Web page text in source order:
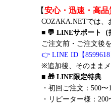
【安心・迅速・高
COZAKA.NETでは、
■ 💬 LINEサポート（
ご注文前・ご注文後
👉 LINE ID【8599618
※追加後、そのまま
■ 🎁 LINE限定特典
・初回ご注文：500〜
・リピーター様：200